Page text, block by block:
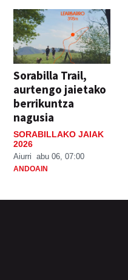
Sorabilla Trail,
aurtengo jaietako
berrikuntza
nagusia
SORABILLAKO JAIAK
2026
Aiurri abu 06, 07:00
ANDOAIN